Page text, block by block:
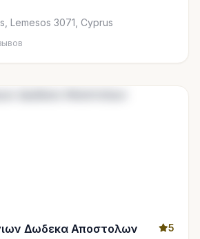
Lemesos 3071, Cyprus
Δωδεκα Αποστολων 5